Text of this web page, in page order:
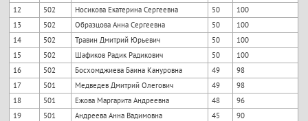
12
502 Носикова Екатерина Сергеевна 50
100
13
502 Образцова Анна Сергеевна 50
100
14
502 Травин Дмитрий Юрьевич 50
100
15
502 Шафиков Радик Радикович 50
100
16
502 Босхомджиева Баина Кануровна 49
98
17
501 Медведев Дмитрий Олегович 49
98
18
501 Ежова Маргарита Андреевна 48
96
19
501 Андреева Анна Вадимовна 45
90